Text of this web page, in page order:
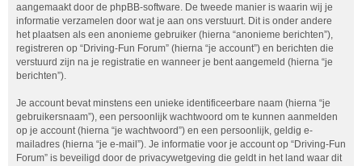
aangemaakt door de phpBB-software. De tweede manier is waarin wij je
informatie verzamelen door wat je aan ons verstuurt. Dit is onder andere
het plaatsen als een anonieme gebruiker (hierna “anonieme berichten”),
registreren op “Driving-Fun Forum” (hierna “je account”) en berichten die
verstuurd zijn na je registratie en wanneer je bent aangemeld (hierna “je
berichten”).
Je account bevat minstens een unieke identificeerbare naam (hierna “je
gebruikersnaam”), een persoonlijk wachtwoord om te kunnen aanmelden
op je account (hierna “je wachtwoord”) en een persoonlijk, geldig e-
mailadres (hierna “je e-mail”). Je informatie voor je account op “Driving-Fun
Forum” is beveiligd door de privacywetgeving die geldt in het land waar dit